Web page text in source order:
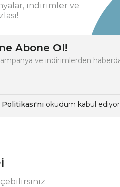
indirimler ve
Abone Ol!
ve indirimlerden
Politikası'nı okudum kabul